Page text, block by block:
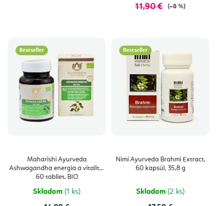
11,90 € (–8 %)
Bestseller
Maharishi Ayurveda
Ashwagandha energia a vitalita,
60 tabliet, BIO
Skladom (1 ks)
Bestseller
Nimi Ayurveda Brahmi Extract,
60 kapsúl, 35,8 g
Skladom (2 ks)